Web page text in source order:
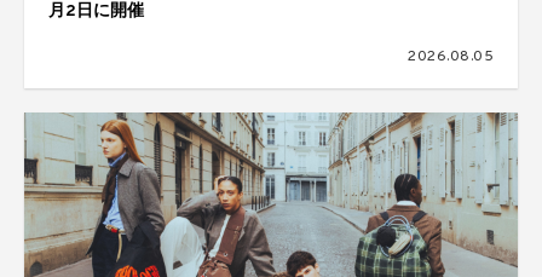
月2日に開催
2026.08.05